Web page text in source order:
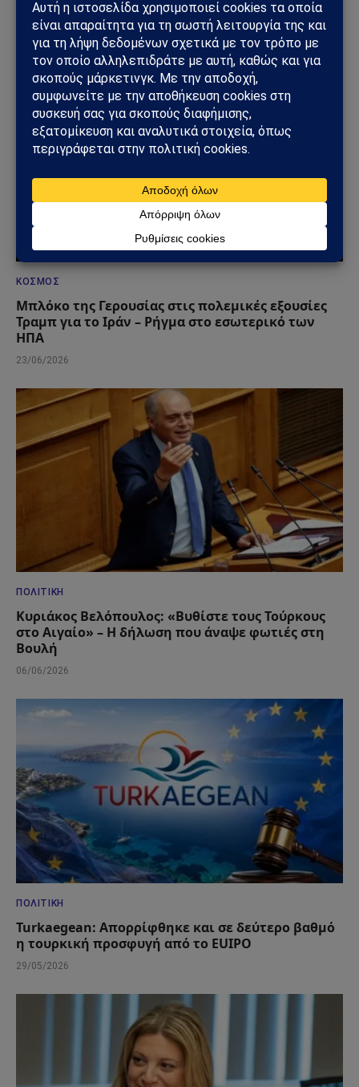
Συνάντηση Σαμαρά – Γκίλφοϊλ: Στο επίκεντρο οι
ελληνοαμερικανικές σχέσεις
29/06/2026
ΚΌΣΜΟΣ
Μπλόκο της Γερουσίας στις πολεμικές εξουσίες
Τραμπ για το Ιράν – Ρήγμα στο εσωτερικό των
ΗΠΑ
23/06/2026
ΠΟΛΙΤΙΚΉ
Κυριάκος Βελόπουλος: «Βυθίστε τους Τούρκους
στο Αιγαίο» – Η δήλωση που άναψε φωτιές στη
Βουλή
06/06/2026
ΠΟΛΙΤΙΚΉ
Turkaegean: Απορρίφθηκε και σε δεύτερο βαθμό
η τουρκική προσφυγή από το EUIPO
29/05/2026